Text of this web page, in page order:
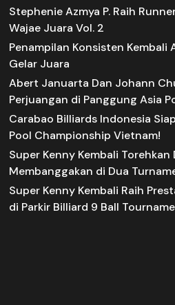
Stephenie Azmya P. Raih
Wajae Juara Vol. 2
Penampilan Konsisten Kembali
Gelar Juara
Abert Januarta Dan Johann
Perjuangan di Panggung Asia
Carabao Billiards Indonesia
Pool Championship Vietnam!
Super Kenny Kembali Torehkan
Membanggakan di Dua
Super Kenny Kembali Raih
di Parkir Billiard 9 Ball